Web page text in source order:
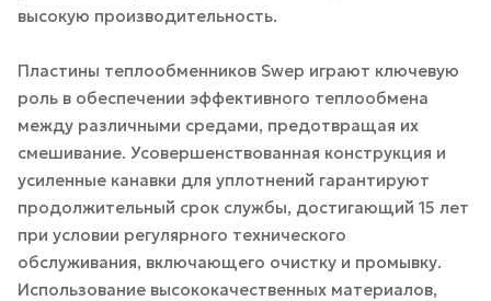
высокую производительность.
Пластины теплообменников Swep играют ключевую
роль в обеспечении эффективного теплообмена
между различными средами, предотвращая их
смешивание. Усовершенствованная конструкция и
усиленные канавки для уплотнений гарантируют
продолжительный срок службы, достигающий 15 лет
при условии регулярного технического
обслуживания, включающего очистку и промывку.
Использование высококачественных материалов,